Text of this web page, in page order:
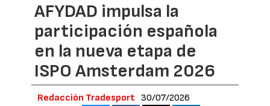
AFYDAD impulsa la
participación española
en la nueva etapa de
ISPO Amsterdam 2026
Redacción Tradesport 30/07/2026